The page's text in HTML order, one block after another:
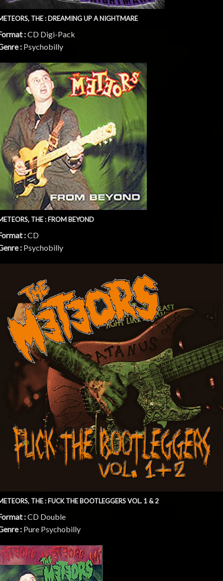
THE : DREAMING UP A NIGHTMARE
:CD Digi-Pack
: Psychobilly
THE : FROM BEYOND
:CD
: Psychobilly
THE : FUCK THE BOOTLEGGERS VOL. 1 & 2
:CD Double
: Pure Psychobilly